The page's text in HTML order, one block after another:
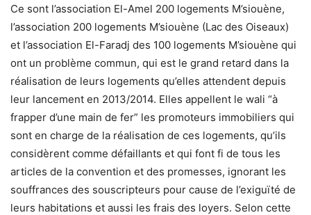
Ce sont l’association El-Amel 200 logements M’siouène,
l’association 200 logements M’siouène (Lac des Oiseaux)
et l’association El-Faradj des 100 logements M’siouène qui
ont un problème commun, qui est le grand retard dans la
réalisation de leurs logements qu’elles attendent depuis
leur lancement en 2013/2014. Elles appellent le wali “à
frapper d’une main de fer” les promoteurs immobiliers qui
sont en charge de la réalisation de ces logements, qu’ils
considèrent comme défaillants et qui font fi de tous les
articles de la convention et des promesses, ignorant les
souffrances des souscripteurs pour cause de l’exiguïté de
leurs habitations et aussi les frais des loyers. Selon cette